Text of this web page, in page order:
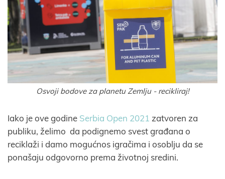
Osvoji bodove za planetu Zemlju - recikliraj!
Iako je ove godine Serbia Open 2021 zatvoren za
publiku, želimo da podignemo svest građana o
reciklaži i damo mogućnos igračima i osoblju da se
ponašaju odgovorno prema životnoj sredini.